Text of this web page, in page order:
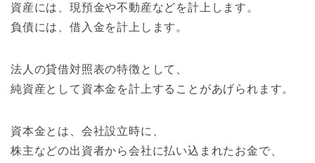
資産には、現預金や不動産などを計上します。
負債には、借入金を計上します。
法人の貸借対照表の特徴として、
純資産として資本金を計上することがあげられます。
資本金とは、会社設立時に、
株主などの出資者から会社に払い込まれたお金で、